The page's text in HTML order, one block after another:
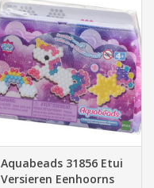
Aquabeads 31856 Etui
Versieren Eenhoorns